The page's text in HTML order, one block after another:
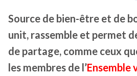
Source de bien-être et de
unit, rassemble et permet
de partage, comme ceux
les membres de l’Ensemble